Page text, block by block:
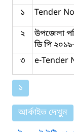
১
Tender
২
উপজেলা
ডি পি
৩
e-Tender
১
আর্কাইভ দেখুন